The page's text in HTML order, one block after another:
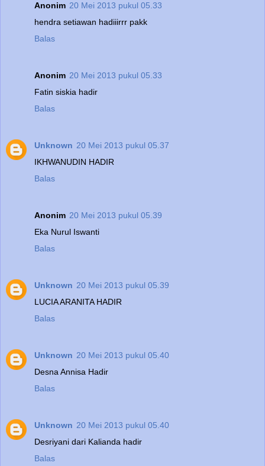
Anonim 20 Mei 2013 pukul 05.33
hendra setiawan hadiiirrr pakk
Balas
Anonim 20 Mei 2013 pukul 05.33
Fatin siskia hadir
Balas
Unknown 20 Mei 2013 pukul 05.37
IKHWANUDIN HADIR
Balas
Anonim 20 Mei 2013 pukul 05.39
Eka Nurul Iswanti
Balas
Unknown 20 Mei 2013 pukul 05.39
LUCIA ARANITA HADIR
Balas
Unknown 20 Mei 2013 pukul 05.40
Desna Annisa Hadir
Balas
Unknown 20 Mei 2013 pukul 05.40
Desriyani dari Kalianda hadir
Balas